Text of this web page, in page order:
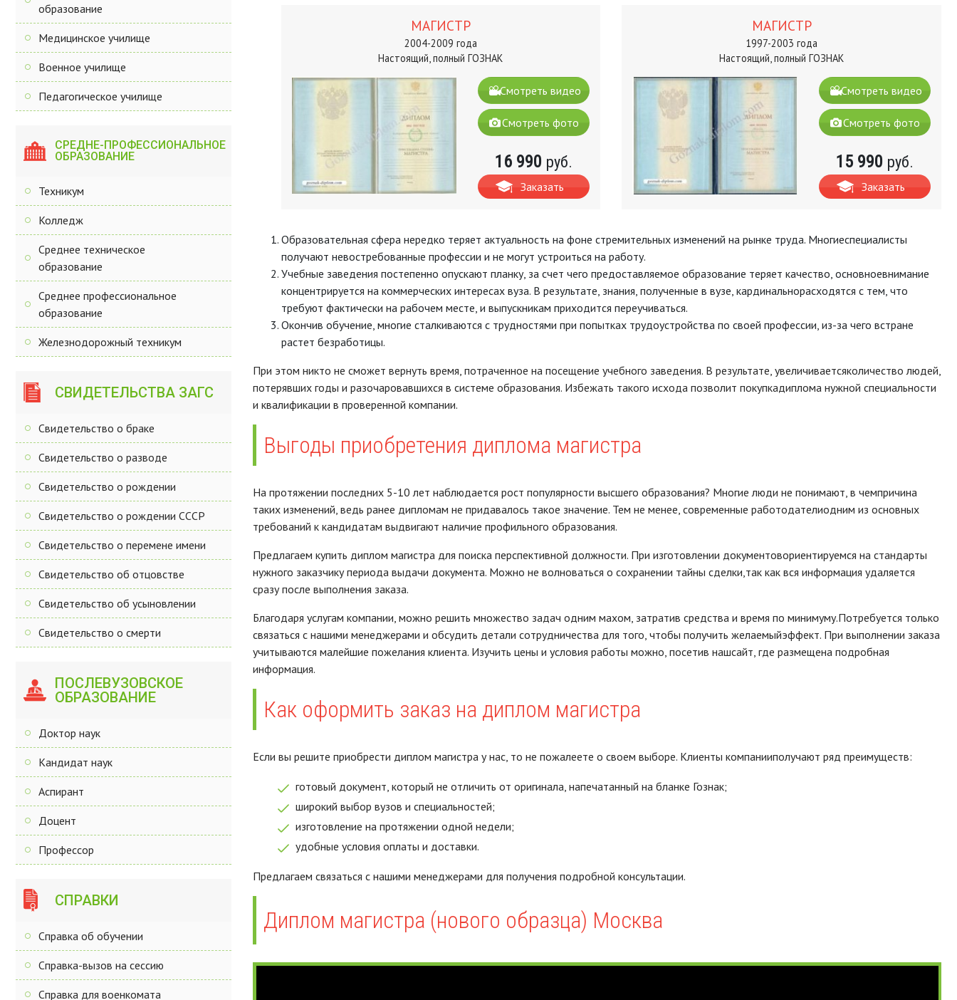
образование
Медицинское училище
Военное училище
Педагогическое училище
СРЕДНЕ-ПРОФЕССИОНАЛЬНОЕ
ОБРАЗОВАНИЕ
Техникум
Колледж
Среднее техническое
образование
Среднее профессиональное
образование
Железнодорожный техникум
СВИДЕТЕЛЬСТВА ЗАГС
Свидетельство о браке
Свидетельство о разводе
Свидетельство о рождении
Свидетельство о рождении СССР
Свидетельство о перемене имени
Свидетельство об отцовстве
Свидетельство об усыновлении
Свидетельство о смерти
ПОСЛЕВУЗОВСКОЕ
ОБРАЗОВАНИЕ
Доктор наук
Кандидат наук
Аспирант
Доцент
Профессор
СПРАВКИ
Справка об обучении
Справка-вызов на сессию
Справка для военкомата
МАГИСТР
2004-2009 года
Настоящий, полный ГОЗНАК
Смотреть видео
Смотреть фото
16 990 руб.
Заказать
МАГИСТР
1997-2003 года
Настоящий, полный ГОЗНАК
Смотреть видео
Смотреть фото
15 990 руб.
Заказать
Образовательная сфера нередко теряет актуальность на фоне стремительных изменений на рынке труда. Многиеспециалисты
получают невостребованные профессии и не могут устроиться на работу.
Учебные заведения постепенно опускают планку, за счет чего предоставляемое образование теряет качество, основноевнимание
концентрируется на коммерческих интересах вуза. В результате, знания, полученные в вузе, кардинальнорасходятся с тем, что
требуют фактически на рабочем месте, и выпускникам приходится переучиваться.
Окончив обучение, многие сталкиваются с трудностями при попытках трудоустройства по своей профессии, из-за чего встране
растет безработицы.
При этом никто не сможет вернуть время, потраченное на посещение учебного заведения. В результате, увеличиваетсяколичество людей,
потерявших годы и разочаровавшихся в системе образования. Избежать такого исхода позволит покупкадиплома нужной специальности
и квалификации в проверенной компании.
Выгоды приобретения диплома магистра
На протяжении последних 5-10 лет наблюдается рост популярности высшего образования? Многие люди не понимают, в чемпричина
таких изменений, ведь ранее дипломам не придавалось такое значение. Тем не менее, современные работодателиодним из основных
требований к кандидатам выдвигают наличие профильного образования.
Предлагаем купить диплом магистра для поиска перспективной должности. При изготовлении документовориентируемся на стандарты
нужного заказчику периода выдачи документа. Можно не волноваться о сохранении тайны сделки,так как вся информация удаляется
сразу после выполнения заказа.
Благодаря услугам компании, можно решить множество задач одним махом, затратив средства и время по минимуму.Потребуется только
связаться с нашими менеджерами и обсудить детали сотрудничества для того, чтобы получить желаемыйэффект. При выполнении заказа
учитываются малейшие пожелания клиента. Изучить цены и условия работы можно, посетив нашсайт, где размещена подробная
информация.
Как оформить заказ на диплом магистра
Если вы решите приобрести диплом магистра у нас, то не пожалеете о своем выборе. Клиенты компанииполучают ряд преимуществ:
готовый документ, который не отличить от оригинала, напечатанный на бланке Гознак;
широкий выбор вузов и специальностей;
изготовление на протяжении одной недели;
удобные условия оплаты и доставки.
Предлагаем связаться с нашими менеджерами для получения подробной консультации.
Диплом магистра (нового образца) Москва